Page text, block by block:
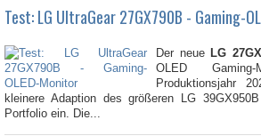
Test: LG UltraGear 27GX790B - Gaming-
Der neueLG
OLED
Produktionsjahr
kleinere Adaption des größeren LG
Portfolio ein. Die...